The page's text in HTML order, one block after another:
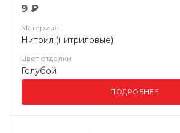
9 ₽
Материал
Нитрил (нитриловые)
Цвет отделки
Голубой
ПОДРОБНЕЕ